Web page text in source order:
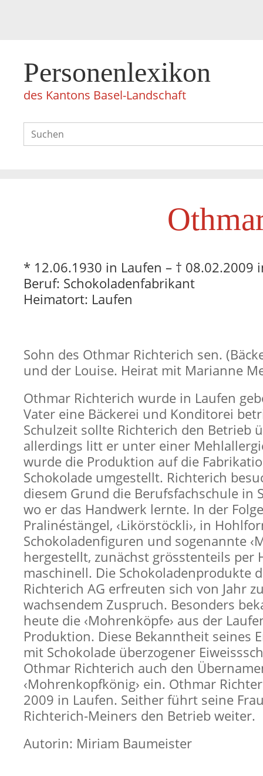
Personenlexikon
des Kantons Basel-Landschaft
* 12.06.1930 in Laufen – † 08.02.2009
Beruf: Schokoladenfabrikant
Heimatort: Laufen
Sohn des Othmar Richterich sen.
und der Louise. Heirat mit Marianne
Othmar Richterich wurde in Laufen
Vater eine Bäckerei und Konditorei
Schulzeit sollte Richterich den Betrieb
allerdings litt er unter einer
wurde die Produktion auf die
Schokolade umgestellt. Richterich
diesem Grund die Berufsfachschule in
wo er das Handwerk lernte. In der
Pralinéstängel, ‹Likörstöckli›, in
Schokoladenfiguren und sogenannte
hergestellt, zunächst grösstenteils per
maschinell. Die Schokoladenprodukte
Richterich AG erfreuten sich von Jahr
wachsendem Zuspruch. Besonders
heute die ‹Mohrenköpfe› aus der
Produktion. Diese Bekanntheit seines
mit Schokolade überzogener
Othmar Richterich auch den
‹Mohrenkopfkönig› ein. Othmar
2009 in Laufen. Seither führt seine
Richterich-Meiners den Betrieb weiter.
Autorin: Miriam Baumeister